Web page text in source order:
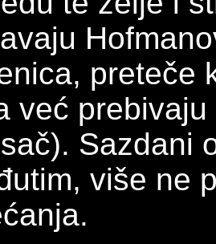
preteče
već
Sazdani
više ne